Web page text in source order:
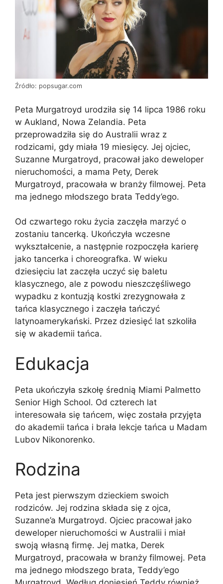
Źródło: popsugar.com
Peta Murgatroyd urodziła się 14 lipca 1986 roku
w Aukland, Nowa Zelandia. Peta
przeprowadziła się do Australii wraz z
rodzicami, gdy miała 19 miesięcy. Jej ojciec,
Suzanne Murgatroyd, pracował jako deweloper
nieruchomości, a mama Pety, Derek
Murgatroyd, pracowała w branży filmowej. Peta
ma jednego młodszego brata Teddy’ego.
Od czwartego roku życia zaczęła marzyć o
zostaniu tancerką. Ukończyła wczesne
wykształcenie, a następnie rozpoczęła karierę
jako tancerka i choreografka. W wieku
dziesięciu lat zaczęła uczyć się baletu
klasycznego, ale z powodu nieszczęśliwego
wypadku z kontuzją kostki zrezygnowała z
tańca klasycznego i zaczęła tańczyć
latynoamerykański. Przez dziesięć lat szkoliła
się w akademii tańca.
Edukacja
Peta ukończyła szkołę średnią Miami Palmetto
Senior High School. Od czterech lat
interesowała się tańcem, więc została przyjęta
do akademii tańca i brała lekcje tańca u Madam
Lubov Nikonorenko.
Rodzina
Peta jest pierwszym dzieckiem swoich
rodziców. Jej rodzina składa się z ojca,
Suzanne’a Murgatroyd. Ojciec pracował jako
deweloper nieruchomości w Australii i miał
swoją własną firmę. Jej matka, Derek
Murgatroyd, pracowała w branży filmowej. Peta
ma jednego młodszego brata, Teddy’ego